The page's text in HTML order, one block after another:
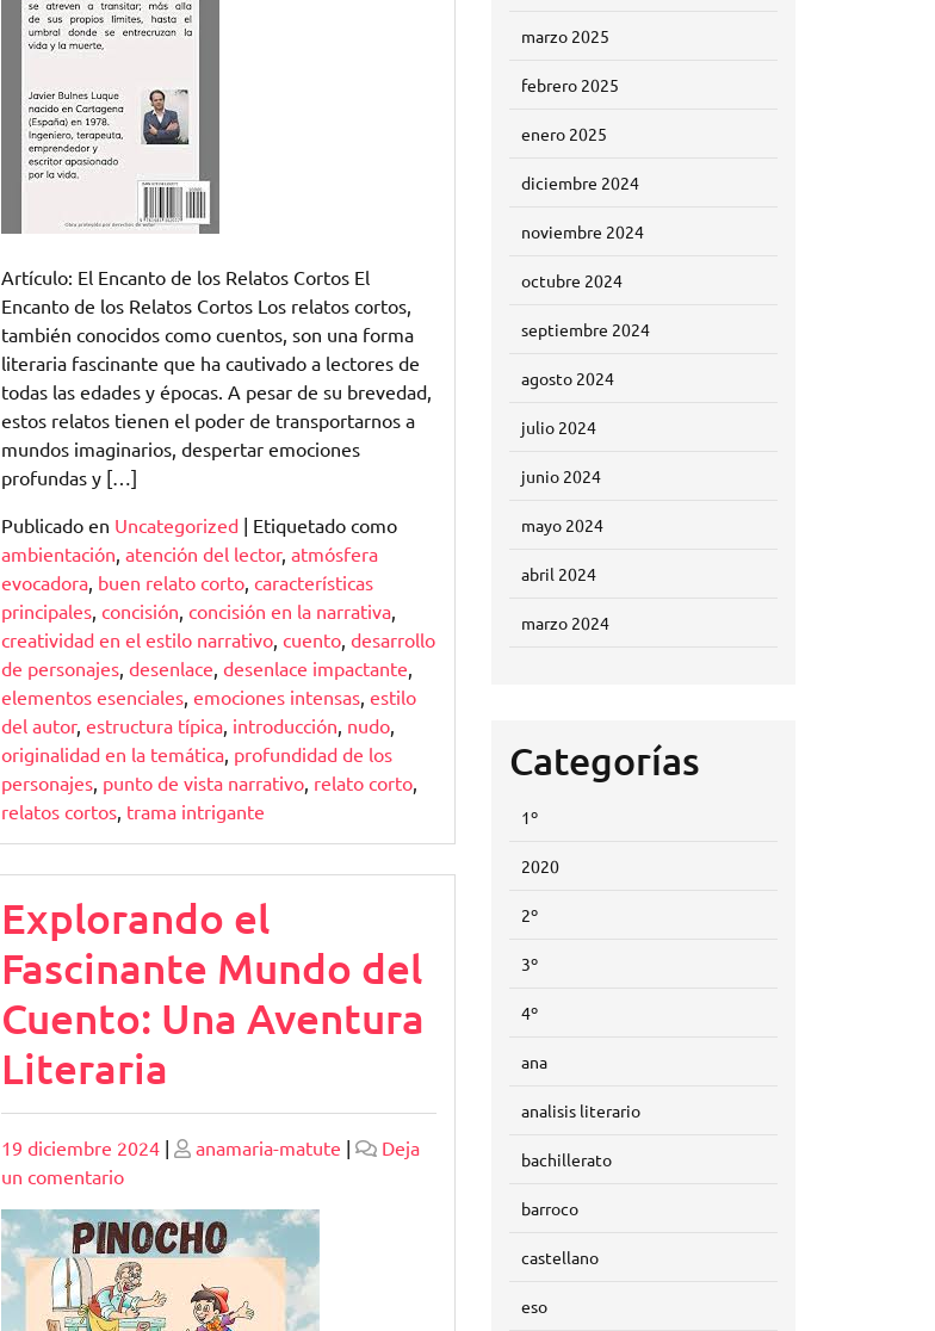
los
Relatos
Artículo: El Encanto de los Relatos Cortos El
Encanto de los Relatos Cortos Los relatos cortos,
también conocidos como cuentos, son una forma
literaria fascinante que ha cautivado a lectores de
todas las edades y épocas. A pesar de su brevedad,
estos relatos tienen el poder de transportarnos a
mundos imaginarios, despertar emociones
profundas y […]
Publicado en Uncategorized| Etiquetado como
ambientación atención del lector, atmósfera
evocadora, buen relato corto, características
principales, concisión concisión en la narrativa,
creatividad en el estilo narrativo, cuento, desarrollo
de personajes, desenlace desenlace impactante
elementos esenciales, emociones intensas, estilo
del autor, estructura típica, introducción nudo,
originalidad en la temática, profundidad de los
personajes, punto de vista narrativo, relato corto,
relatos cortos, trama intrigante
Explorando el
Fascinante Mundo del
Cuento: Una Aventura
Literaria
Publicado
19 diciembre 2024| Publicado
anamaria-matute |
Deja
un comentarioen
el
Fascinante
Mundo
del
marzo 2025
febrero 2025
enero 2025
diciembre 2024
noviembre 2024
octubre 2024
septiembre 2024
agosto 2024
julio 2024
junio 2024
mayo 2024
abril 2024
marzo 2024
Categorías
1º
2020
2º
3º
4º
ana
analisis literario
bachillerato
barroco
castellano
eso